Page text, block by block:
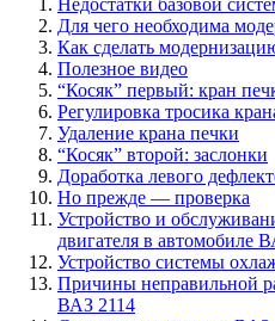
Для чего необходима
Как сделать
Полезное видео
“Косяк” первый: кран
Регулировка тросика
Удаление крана печки
“Косяк” второй: заслонки
Доработка левого
Но прежде — проверка
Устройство и
двигателя в автомобиле
Устройство системы
Причины неправильной
ВАЗ 2114